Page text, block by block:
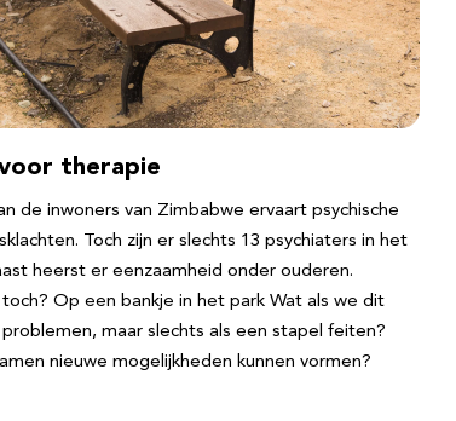
therapie
de inwoners van Zimbabwe ervaart psychische
Toch zijn er slechts 13 psychiaters in het
heerst er eenzaamheid onder ouderen.
Op een bankje in het park Wat als we dit
maar slechts als een stapel feiten?
nieuwe mogelijkheden kunnen vormen?